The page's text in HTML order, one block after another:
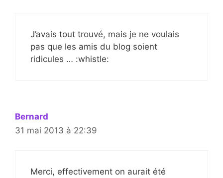
J’avais tout trouvé, mais je ne voulais
pas que les amis du blog soient
ridicules … :whistle:
Bernard
31 mai 2013 à 22:39
Merci, effectivement on aurait été